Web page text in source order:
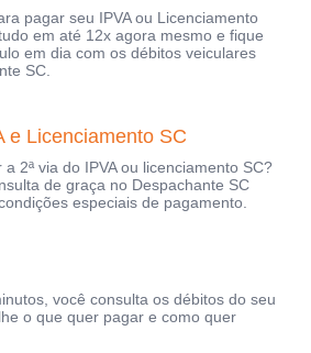
pagar seu IPVA ou Licenciamento
em até 12x agora mesmo e fique
em dia com os débitos veiculares
SC.
e Licenciamento SC
a 2ª via do IPVA ou licenciamento SC?
de graça no Despachante SC
especiais de pagamento.
você consulta os débitos do seu
o que quer pagar e como quer